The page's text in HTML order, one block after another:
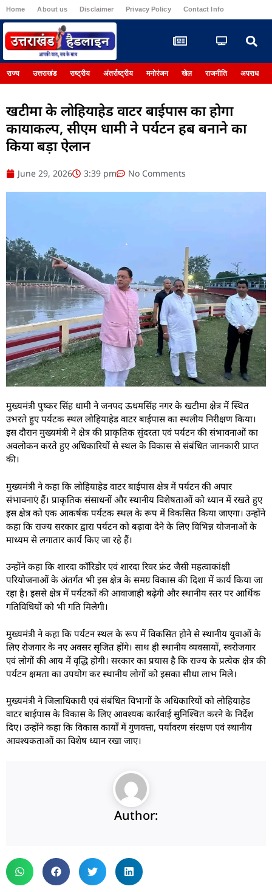
Home About us Disclaimer Privacy Policy Contact Info
राज्य उत्तराखंड राष्ट्रीय अंतर्राष्ट्रीय मनोरंजन खेल राजनीति अपराध
खटीमा के लोहियाहेड वाटर बाईपास का होगा
कायाकल्प, सीएम धामी ने पर्यटन हब बनाने का
किया बड़ा ऐलान
June 29, 2026 3:39 pm No Comments
मुख्यमंत्री पुष्कर सिंह धामी ने जनपद ऊधमसिंह नगर के खटीमा क्षेत्र में स्थित
उभरते हुए पर्यटक स्थल लोहियाहेड वाटर बाईपास का स्थलीय निरीक्षण किया।
इस दौरान मुख्यमंत्री ने क्षेत्र की प्राकृतिक सुंदरता एवं पर्यटन की संभावनाओं का
अवलोकन करते हुए अधिकारियों से स्थल के विकास से संबंधित जानकारी प्राप्त
की।
मुख्यमंत्री ने कहा कि लोहियाहेड वाटर बाईपास क्षेत्र में पर्यटन की अपार
संभावनाएं हैं। प्राकृतिक संसाधनों और स्थानीय विशेषताओं को ध्यान में रखते हुए
इस क्षेत्र को एक आकर्षक पर्यटक स्थल के रूप में विकसित किया जाएगा। उन्होंने
कहा कि राज्य सरकार द्वारा पर्यटन को बढ़ावा देने के लिए विभिन्न योजनाओं के
माध्यम से लगातार कार्य किए जा रहे हैं।
उन्होंने कहा कि शारदा कॉरिडोर एवं शारदा रिवर फ्रंट जैसी महत्वाकांक्षी
परियोजनाओं के अंतर्गत भी इस क्षेत्र के समग्र विकास की दिशा में कार्य किया जा
रहा है। इससे क्षेत्र में पर्यटकों की आवाजाही बढ़ेगी और स्थानीय स्तर पर आर्थिक
गतिविधियों को भी गति मिलेगी।
मुख्यमंत्री ने कहा कि पर्यटन स्थल के रूप में विकसित होने से स्थानीय युवाओं के
लिए रोजगार के नए अवसर सृजित होंगे। साथ ही स्थानीय व्यवसायों, स्वरोजगार
एवं लोगों की आय में वृद्धि होगी। सरकार का प्रयास है कि राज्य के प्रत्येक क्षेत्र की
पर्यटन क्षमता का उपयोग कर स्थानीय लोगों को इसका सीधा लाभ मिले।
मुख्यमंत्री ने जिलाधिकारी एवं संबंधित विभागों के अधिकारियों को लोहियाहेड
वाटर बाईपास के विकास के लिए आवश्यक कार्रवाई सुनिश्चित करने के निर्देश
दिए। उन्होंने कहा कि विकास कार्यों में गुणवत्ता, पर्यावरण संरक्षण एवं स्थानीय
आवश्यकताओं का विशेष ध्यान रखा जाए।
Author: